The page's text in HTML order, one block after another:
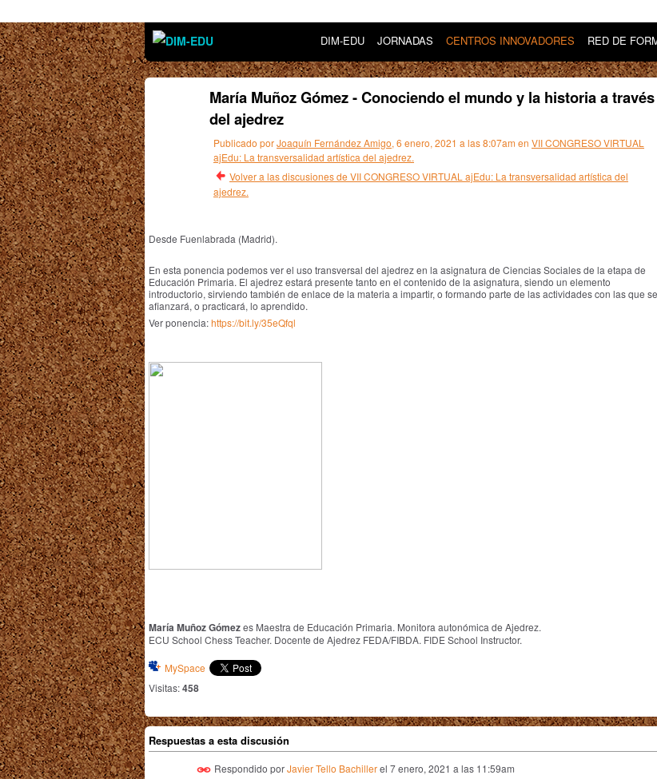
DIM-EDU JORNADAS CENTROS INNOVADORES RED DE
María Muñoz Gómez - Conociendo el mundo y la historia a través
del ajedrez
Publicado porJoaquín Fernández Amigo, 6 enero, 2021 a las 8:07am en VII CONGRESO VIRTUAL
ajEdu: La transversalidad artística del ajedrez.
Volver a las discusiones de VII CONGRESO VIRTUAL ajEdu: La transversalidad artística del
ajedrez.
Desde Fuenlabrada (Madrid).
En esta ponencia podemos ver el uso transversal del ajedrez en la asignatura de Ciencias Sociales de la etapa de
Educación Primaria. El ajedrez estará presente tanto en el contenido de la asignatura, siendo un elemento
introductorio, sirviendo también de enlace de la materia a impartir, o formando parte de las actividades con las que se
afianzará, o practicará, lo aprendido.
Ver ponencia:https://bit.ly/35eQfql
María Muñoz Gómezes Maestra de Educación Primaria. Monitora autonómica de Ajedrez.
ECU School Chess Teacher. Docente de Ajedrez FEDA/FIBDA. FIDE School Instructor.
MySpace
Visitas:458
Respuestas a esta discusión
Respondido porJavier Tello Bachillerel 7 enero, 2021 a las 11:59am